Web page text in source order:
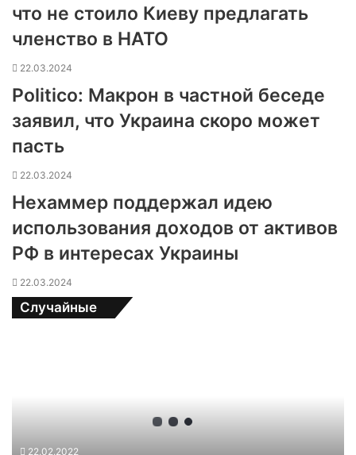
что не стоило Киеву предлагать
членство в НАТО
22.03.2024
Politico: Макрон в частной беседе
заявил, что Украина скоро может
пасть
22.03.2024
Нехаммер поддержал идею
использования доходов от активов
РФ в интересах Украины
22.03.2024
Случайные
22.02.2022